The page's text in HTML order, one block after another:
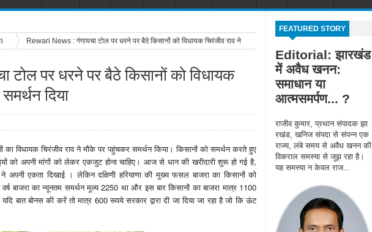
FEATURED STORY
Editorial: झारखंड
में अवैध खनन:
समाधान या
आत्मसमर्पण... ?
राजीव कुमार, प्रथान संपादक झा
रखंड, खनिज संपदा से संपन्न एक
राज्य, लंबे समय से अवैध खनन की
विकराल समस्या से जूझ रहा है।
यह समस्या न केवल राज...
Rewari News : गंगायचा टोल पर धरने पर बैठे किसानों को विधायक चिरंजीव राव ने
टोल पर धरने पर बैठे किसानों को विधायक
दिया
का विधायक चिरंजीव राव ने मौके पर पहुंचकर समर्थन किया। किसानों को समर्थन करते हुए
को अपनी मांगों को लेकर एकजुट होना चाहिए। आज से धान की खरीदारी शुरू हो गई है,
अपनी एकता दिखाई । लेकिन दक्षिणी हरियाणा की मुख्य फसल बाजरा का किसानों को
बाजरा का न्यूनतम समर्थन मूल्य 2250 था और इस बार किसानों का बाजरा मात्र 1100
बात बोनस की करें तो मात्र 600 रूपये सरकार द्वारा दी जा दिया जा रहा है जो कि ऊंट